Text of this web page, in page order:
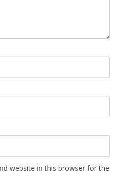
website in this browser for the